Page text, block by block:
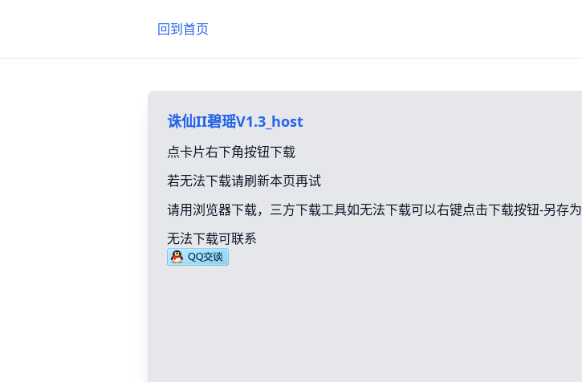
回到首页
诛仙II碧瑶V1.3_host
点卡片右下角按钮下载
若无法下载请刷新本页再试
请用浏览器下载，三方下载工具如无法下载可以右键点击下载按钮-另存为
无法下载可联系